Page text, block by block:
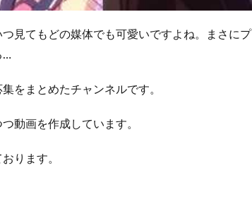
見てもどの媒体でも可愛いですよね。まさにプ
…
をまとめたチャンネルです。
動画を作成しています。
ります。